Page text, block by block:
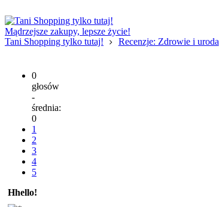
Mądrzejsze zakupy, lepsze życie!
Tani Shopping tylko tutaj!
Recenzje: Zdrowie i uroda
0
głosów
-
średnia:
0
1
2
3
4
5
Hhello!